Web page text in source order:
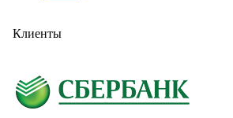
Клиенты